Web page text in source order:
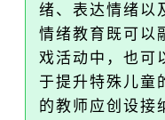
绪、表达情绪以
情绪教育既可以
戏活动中，也可
于提升特殊儿童
的教师应创设接